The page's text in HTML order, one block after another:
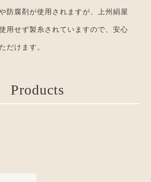
防腐剤が使用されますが、上州絹屋
用せず製糸されていますので、安心
だけます。
Products